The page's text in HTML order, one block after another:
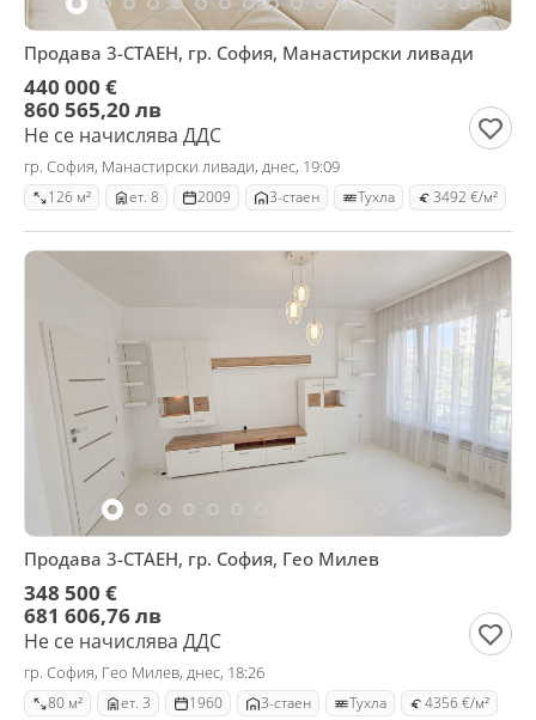
Продава 3-СТАЕН, гр. София, Манастирски ливади
440 000 €
860 565,20 лв
Не се начислява ДДС
гр. София, Манастирски ливади, днес, 19:09
126 м² ет. 8 2009 3-стаен Тухла 3492 €/м²
Продава 3-СТАЕН, гр. София, Гео Милев
348 500 €
681 606,76 лв
Не се начислява ДДС
гр. София, Гео Милев, днес, 18:26
80 м² ет. 3 1960 3-стаен Тухла 4356 €/м²